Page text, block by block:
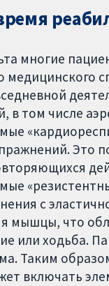
многие
медицинского
в том числе
Это
с
мышцы, что
или ходьба.
Таким
включать